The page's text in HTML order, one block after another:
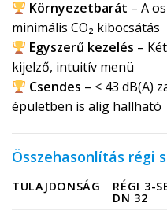
Környezetbarát – A
minimális CO₂ kibocsátás
Egyszerű kezelés –
kijelző, intuitív menü
Csendes – < 43 dB(A)
épületben is alig hallható
Összehasonlítás régi
TULAJDONSÁG RÉGI 3-
DN 32